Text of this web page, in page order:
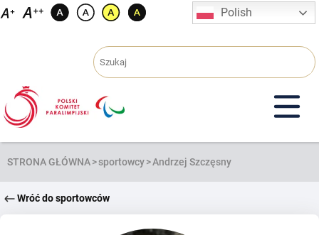
Przejdź
Polish
STRONA GŁÓWNA>sportowcy>Andrzej Szczęsny
Wróć do sportowców